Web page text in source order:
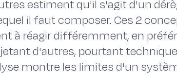
estiment qu'il s'agit d'un
il faut composer. Ces 2
à réagir différemment, en
d'autres, pourtant
montre les limites d'un